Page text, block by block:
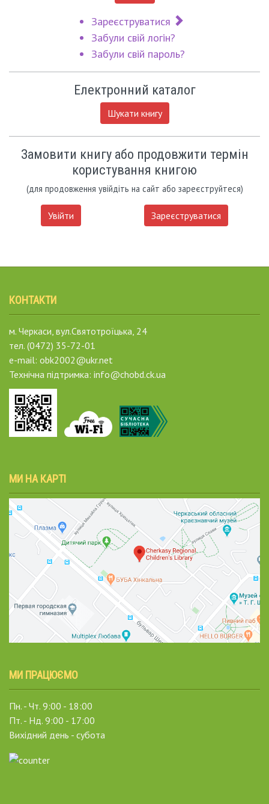
Зареєструватися
Забули свій логін?
Забули свій пароль?
Електронний каталог
Шукати книгу
Замовити книгу або продовжити термін
користування книгою
(для продовження увійдіть на сайт або зареєструйтеся)
Увійти Зареєструватися
КОНТАКТИ
м. Черкаси, вул.Святотроїцька, 24
тел. (0472) 35-72-01
e-mail: obk2002@ukr.net
Технічна підтримка: info@chobd.ck.ua
МИ НА КАРТІ
МИ ПРАЦЮЄМО
Пн. - Чт. 9:00 - 18:00
Пт. - Нд. 9:00 - 17:00
Вихідний день - субота